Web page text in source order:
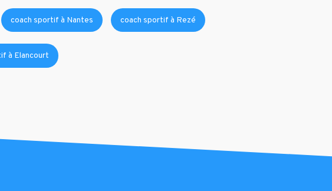
coach sportif à Nantes coach sportif à Rezé
à Elancourt